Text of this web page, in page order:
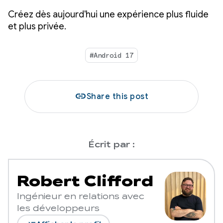
Créez dès aujourd'hui une expérience plus fluide
et plus privée.
#Android 17
linkShare this post
Écrit par :
Robert Clifford
Ingénieur en relations avec
les développeurs